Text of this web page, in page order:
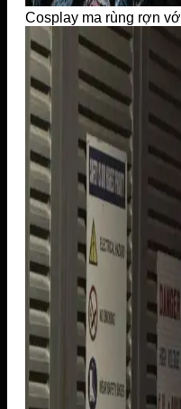
Cosplay ma rùng rợn